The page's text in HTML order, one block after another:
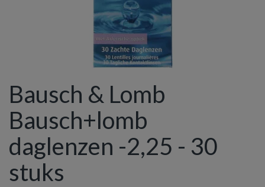
Bausch & Lomb
Bausch+lomb
daglenzen -2,25 - 30
stuks